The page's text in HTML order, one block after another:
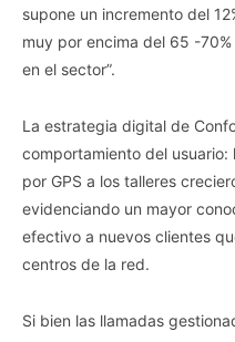
supone un incremento del
muy por encima del 65 -
en el sector”.
La estrategia digital de
comportamiento del
por GPS a los talleres
evidenciando un mayor
efectivo a nuevos clientes
centros de la red.
Si bien las llamadas